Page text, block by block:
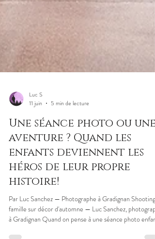
Luc S
11 juin
5 min de lecture
Une séance photo ou une
aventure ? Quand les
enfants deviennent les
héros de leur propre
histoire!
Par Luc Sanchez — Photographe à Gradignan Shooting
famille sur décor d'automne — Luc Sanchez, photographe